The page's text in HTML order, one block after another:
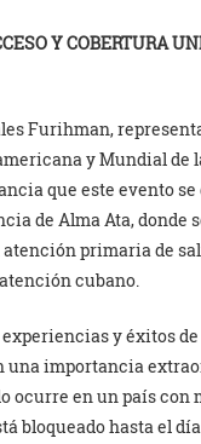
Y COBERTURA
Furihman,
y Mundial de
que este evento se
de Alma Ata, donde
primaria de
cubano.
y éxitos
una importancia
ocurre en un país con
bloqueado hasta el